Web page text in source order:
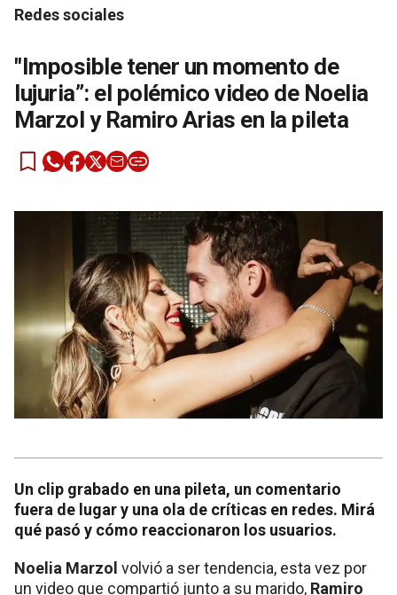
Redes sociales
"Imposible tener un momento de
lujuria”: el polémico video de Noelia
Marzol y Ramiro Arias en la pileta
Un clip grabado en una pileta, un comentario
fuera de lugar y una ola de críticas en redes. Mirá
qué pasó y cómo reaccionaron los usuarios.
Noelia Marzol volvió a ser tendencia, esta vez por
un video que compartió junto a su marido, Ramiro